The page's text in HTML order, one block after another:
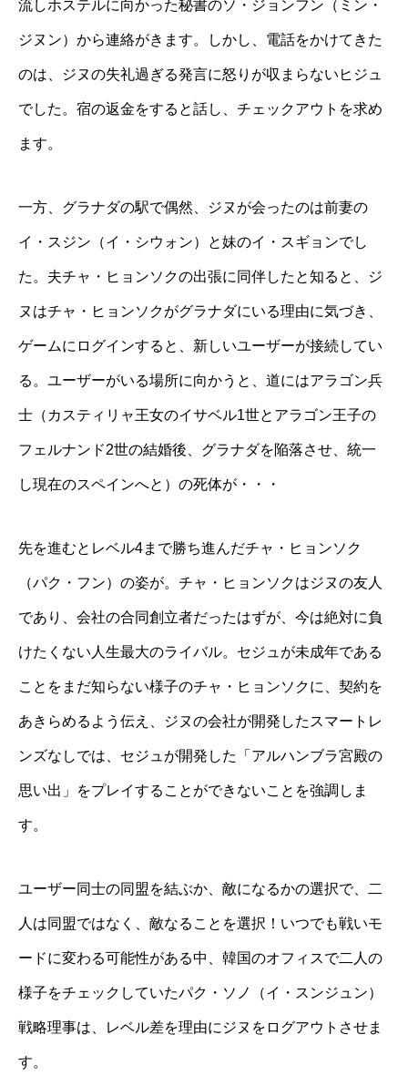
流しホステルに向かった秘書のソ・ジョンフン（ミン・
ジヌン）から連絡がきます。しかし、電話をかけてきた
のは、ジヌの失礼過ぎる発言に怒りが収まらないヒジュ
でした。宿の返金をすると話し、チェックアウトを求め
ます。
一方、グラナダの駅で偶然、ジヌが会ったのは前妻の
イ・スジン（イ・シウォン）と妹のイ・スギョンでし
た。夫チャ・ヒョンソクの出張に同伴したと知ると、ジ
ヌはチャ・ヒョンソクがグラナダにいる理由に気づき、
ゲームにログインすると、新しいユーザーが接続してい
る。ユーザーがいる場所に向かうと、道にはアラゴン兵
士（カスティリャ王女のイサベル1世とアラゴン王子の
フェルナンド2世の結婚後、グラナダを陥落させ、統一
し現在のスペインへと）の死体が・・・
先を進むとレベル4まで勝ち進んだチャ・ヒョンソク
（パク・フン）の姿が。チャ・ヒョンソクはジヌの友人
であり、会社の合同創立者だったはずが、今は絶対に負
けたくない人生最大のライバル。セジュが未成年である
ことをまだ知らない様子のチャ・ヒョンソクに、契約を
あきらめるよう伝え、ジヌの会社が開発したスマートレ
ンズなしでは、セジュが開発した「アルハンブラ宮殿の
思い出」をプレイすることができないことを強調しま
す。
ユーザー同士の同盟を結ぶか、敵になるかの選択で、二
人は同盟ではなく、敵なることを選択！いつでも戦いモ
ードに変わる可能性がある中、韓国のオフィスで二人の
様子をチェックしていたパク・ソノ（イ・スンジュン）
戦略理事は、レベル差を理由にジヌをログアウトさせま
す。